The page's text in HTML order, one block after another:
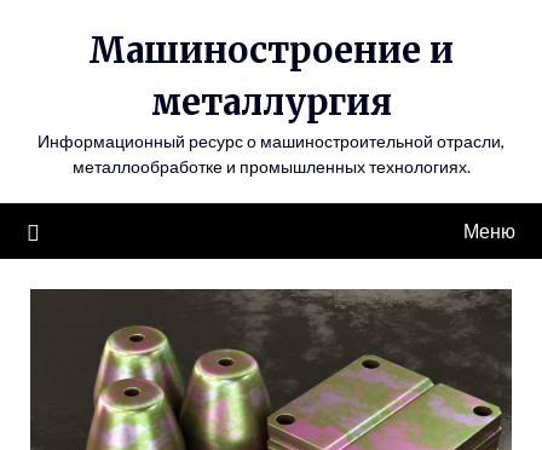
Машиностроение и
металлургия
Информационный ресурс о машиностроительной отрасли,
металлообработке и промышленных технологиях.
Меню